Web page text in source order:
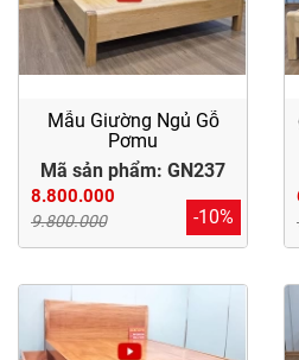
Ăn
Kệ
Salon
Mẫu Giường Ngủ Gỗ
Pơmu
Mã sản phẩm: GN237
8.800.000
9.800.000 -10%